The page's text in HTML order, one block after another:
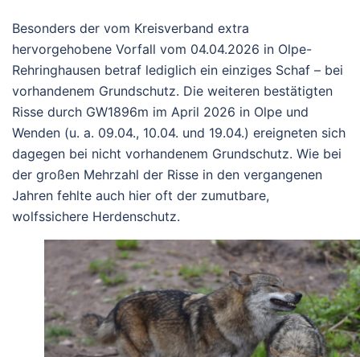
Besonders der vom Kreisverband extra
hervorgehobene Vorfall vom 04.04.2026 in Olpe-
Rehringhausen betraf lediglich ein einziges Schaf – bei
vorhandenem Grundschutz. Die weiteren bestätigten
Risse durch GW1896m im April 2026 in Olpe und
Wenden (u. a. 09.04., 10.04. und 19.04.) ereigneten sich
dagegen bei nicht vorhandenem Grundschutz. Wie bei
der großen Mehrzahl der Risse in den vergangenen
Jahren fehlte auch hier oft der zumutbare,
wolfssichere Herdenschutz.